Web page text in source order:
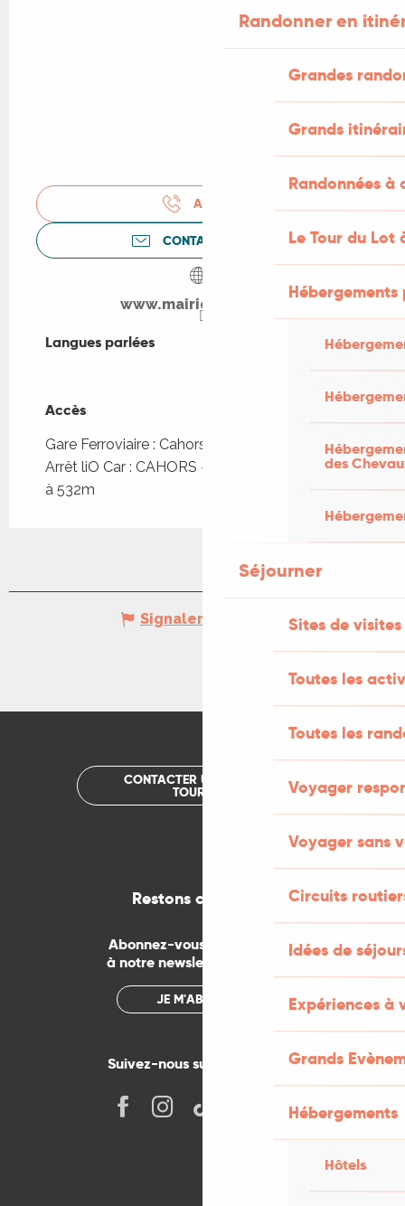
Randonner en
Grandes
Grands
Randonnées
Le Tour du Lot
des
Séjourner
Sites de visites
Toutes les
Toutes les
Voyager
Voyager sans
Circuits
Idées de
Expériences à
Grands
Hébergements
Hôtels
APPELER
CONTACTEZ-NOUS
www.mairie-cahors.fr
Langues parlées
Langues parlées
Accès
Accès
Gare Ferroviaire : Cahors à 982m
Arrêt liO Car : CAHORS - Octroi Pont L Philippe
à 532m
Signaler une erreur
CONTACTER UN OFFICE DE
TOURISME
Restons connectés
Abonnez-vous gratuitement
à notre newsletter mensuelle
JE M'ABONNE
Suivez-nous sur les réseaux !